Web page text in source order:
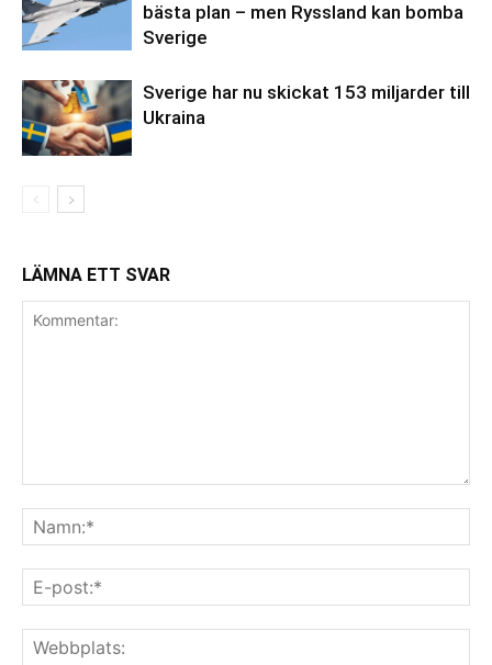
bästa plan – men Ryssland kan bomba
Sverige
Sverige har nu skickat 153 miljarder till
Ukraina
LÄMNA ETT SVAR